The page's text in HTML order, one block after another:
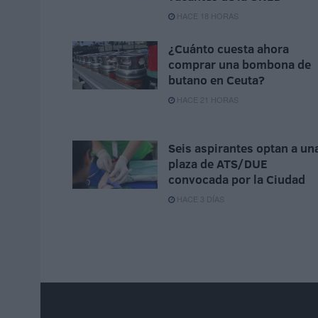
HACE 18 HORAS
¿Cuánto cuesta ahora
comprar una bombona de
butano en Ceuta?
HACE 21 HORAS
Seis aspirantes optan a
plaza de ATS/DUE
convocada por la Ciudad
HACE 3 DÍAS